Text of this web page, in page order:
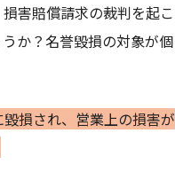
害賠償請求の裁判を起こ
か？名誉毀損の対象が個
損され、営業上の損害が